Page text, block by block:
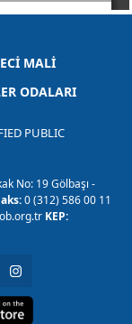
MALİ
ODALARI
PUBLIC
No: 19 Gölbaşı -
0 (312) 586 00 11
KEP: